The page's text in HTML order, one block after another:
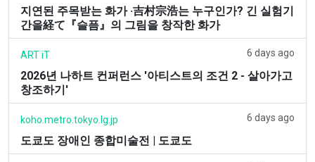
지연된 주목받는 화가 ·吉村宗浩는 누구인가? 긴 실험기
간을経て『슬픔』의 그림을 창작한 화가
ART iT 6 days ago
2026년 나하트 컨퍼런스 '아티스트의 조건 2 - 살아가고
창조하기'
koho.metro.tokyo.lg.jp 6 days ago
도쿄도 장애인 종합미술전 | 도쿄도